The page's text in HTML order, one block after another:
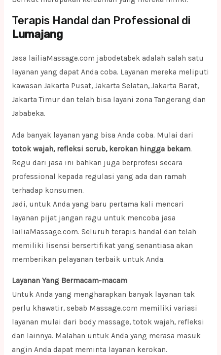
Terapis Handal dan Professional di
Lumajang
Jasa lailiaMassage.com jabodetabek adalah salah satu
layanan yang dapat Anda coba. Layanan mereka meliputi
kawasan Jakarta Pusat, Jakarta Selatan, Jakarta Barat,
Jakarta Timur dan telah bisa layani zona Tangerang dan
Jababeka.
Ada banyak layanan yang bisa Anda coba. Mulai dari
totok wajah, refleksi scrub, kerokan hingga bekam.
Regu dari jasa ini bahkan juga berprofesi secara
professional kepada regulasi yang ada dan ramah
terhadap konsumen.
Jadi, untuk Anda yang baru pertama kali mencari
layanan pijat jangan ragu untuk mencoba jasa
lailiaMassage.com. Seluruh terapis handal dan telah
memiliki lisensi bersertifikat yang senantiasa akan
memberikan pelayanan terbaik untuk Anda.
Layanan Yang Bermacam-macam
Untuk Anda yang mengharapkan banyak layanan tak
perlu khawatir, sebab Massage.com memiliki variasi
layanan mulai dari body massage, totok wajah, refleksi
dan lainnya. Malahan untuk Anda yang merasa masuk
angin Anda dapat meminta layanan kerokan.